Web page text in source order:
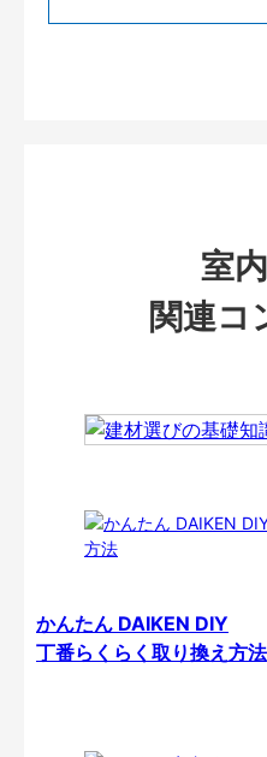
室
関連コ
かんたん DAIKEN DIY
丁番らくらく取り換え方法